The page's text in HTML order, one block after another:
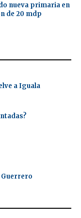
nueva primaria en
de 20 mdp
a Iguala
Guerrero